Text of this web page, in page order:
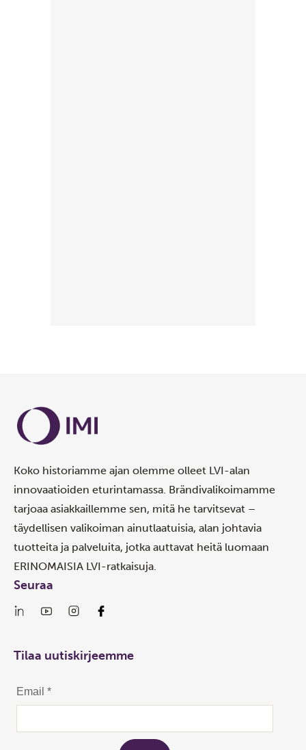
Koko historiamme ajan olemme olleet LVI-alan
innovaatioiden eturintamassa. Brändivalikoimamme
tarjoaa asiakkaillemme sen, mitä he tarvitsevat –
täydellisen valikoiman ainutlaatuisia, alan johtavia
tuotteita ja palveluita, jotka auttavat heitä luomaan
ERINOMAISIA LVI-ratkaisuja.
Seuraa
Tilaa uutiskirjeemme